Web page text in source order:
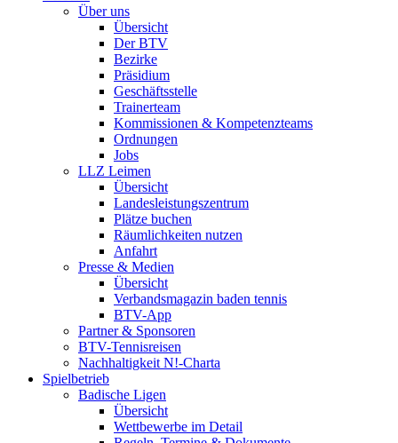
Über uns
Übersicht
Der BTV
Bezirke
Präsidium
Geschäftsstelle
Trainerteam
Kommissionen & Kompetenzteams
Ordnungen
Jobs
LLZ Leimen
Übersicht
Landesleistungszentrum
Plätze buchen
Räumlichkeiten nutzen
Anfahrt
Presse & Medien
Übersicht
Verbandsmagazin baden tennis
BTV-App
Partner & Sponsoren
BTV-Tennisreisen
Nachhaltigkeit N!-Charta
Spielbetrieb
Badische Ligen
Übersicht
Wettbewerbe im Detail